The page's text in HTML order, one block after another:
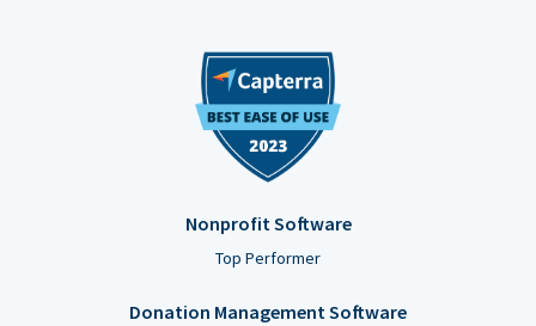
Nonprofit Software
Top Performer
Donation Management Software